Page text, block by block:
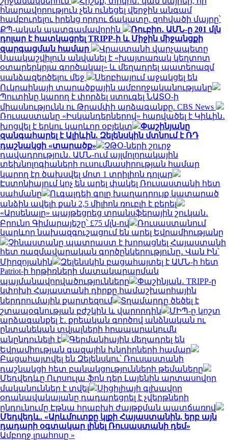
հնարավորություն չեն ունեցել վերջին անգամ
համբուրելու իրենց որդու ճակատը. զոհվածի մայրը՝
ՔՊ-ական պատգամավորին
Ռուբիո․ ԱՄՆ-ը 201 մլն
դոլար է հատկացրել TRIPP-ի և Միջին միջանցքի
զարգացման համար
Վրաստանի վարչապետը
Սաակաշվիլուն անվանել է «խայտառակ կեղտոտ
օտարերկրյա գործակալ» և մեղադրել պատերազմ
սանձազերծելու մեջ
Սերբիայում աջակցել են
Ուկրաինայի տարածքային ամբողջականությանը
Պուտինը կարող է փորձել ստուգել ՆԱՏՕ-ի
միասնությունն ու Թրամփի արձագանքը. CBS News
Ռուսաստանը «Իսկանդերներով» հարվածել է Կիևին․
խոցվել է երկու կարևոր օբյեկտ
Փաշինյանը
զանգահարել է Ալիևին. Զելենսկին մտնում է ՌԴ
դաշնակցի «տարածք»
ՉԹՕ-ների շուրջ
դավադրություն․ ԱՄՆ-ում այլմոլորակային
տեխնոլոգիաների ուսումնասիրության համար
կարող էր ծախսվել մոտ 1 տրիլիոն դոլար
Էստոնիայում կոչ են արել փակել Ռուսաստանի հետ
սահմանը
Ուգալդեի գոլը խաղադրույք կատարած
անձին ավելի քան 2,5 միլիոն ռուբլի է բերել
«Արսենալը» պայթեցրեց տրանսֆերային շուկան․
Բրունո Գիմարայեշը՝ £75 մլն-ով
Ռուսաստանում
կարևոր նախազգուշացում են արել Եվրամիությանը
Չինաստանը պատրաստ է խորացնել Հայաստանի
հետ ռազմավարական գործընկերությունը․ Վան Ին՝
Միրզոյանին
Զելենսկին բացահայտել է ԱՄՆ-ի հետ
Patriot-ի հրթիռների մատակարարման
պայմանավորվածությունները
Փաշինյան․ TRIPP-ը
կփոխի Հայաստանի դիրքը համաշխարհային
ներդրումային քարտեզում
Տղամարդը ծեծել է
շտապօգնության բժշկին և վարորդին
ՄԻՊ-ը կոշտ
արձագանքել է․ քրեական գործով անձնական ու
ընտանեկան տվյալների հրապարակումն
անընդունելի է
Գերմանիային մեղադրել են
Եվրամիության գազային խնդիրների համար
Բացահայտվել են Զելենսկու՝ Ռուսաստանի
դաշնակցի հետ բանակցությունների թեմաները
Մեդվեդևը Ուրսուլա ֆոն դեր Լայենին արտասովոր
մականուններ է տվել
Սիցիլիայի գլխավոր
օդանավակայանը դադարեցրել է չվերթների
ընդունումը Էթնա հրաբխի ժայթքման պատճառով
Մեդվեդև․ «Արևմուտքը կլքի Հայաստանին, երբ այն
դադարի օգտակար լինել Ռուսաստանի դեմ»
Ամբողջ լրահոսը »